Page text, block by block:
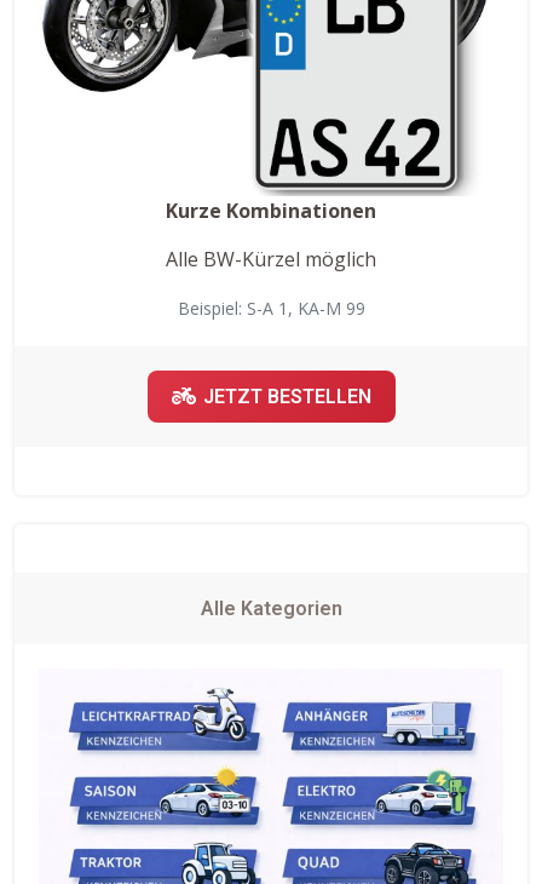
Kurze Kombinationen
Alle BW-Kürzel möglich
Beispiel: S-A 1, KA-M 99
JETZT BESTELLEN
Alle Kategorien